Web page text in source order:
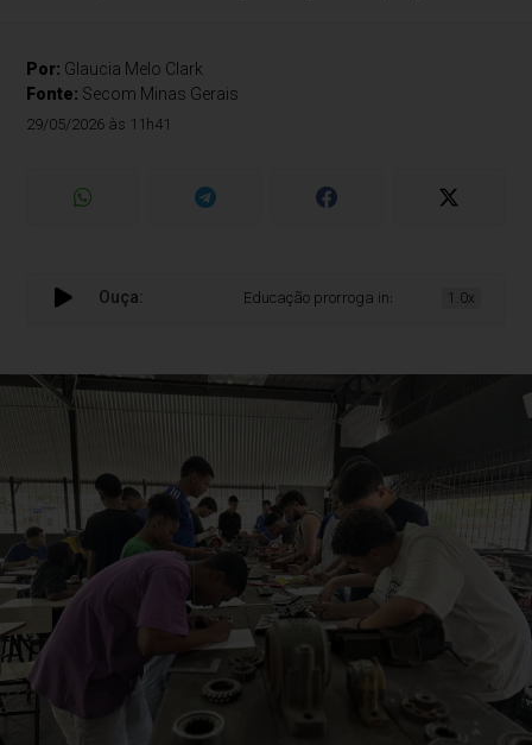
Por: Glaucia Melo Clark
Fonte: Secom Minas Gerais
29/05/2026 às 11h41
Ouça: Educação prorroga inscrições para EJA e
1.0x